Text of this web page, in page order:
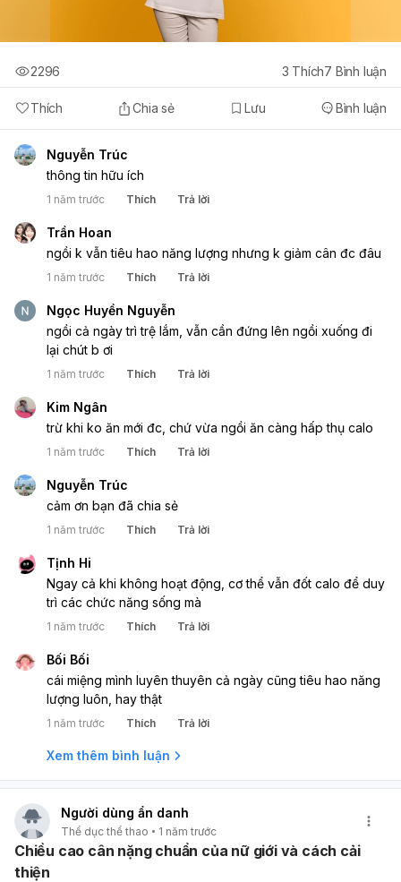
Thích Chia sẻ Lưu Bình luận
2296 3 Thích7 Bình luận
Nguyễn Trúc
thông tin hữu ích
1 năm trước Thích Trả lời
Trần Hoan
ngồi k vẫn tiêu hao năng lượng nhưng k giảm cân đc đâu
1 năm trước Thích Trả lời
Ngọc Huyền Nguyễn
ngồi cả ngày trì trệ lắm, vẫn cần đứng lên ngồi xuống đi
lại chút b ơi
1 năm trước Thích Trả lời
Kim Ngân
trừ khi ko ăn mới đc, chứ vừa ngồi ăn càng hấp thụ calo
1 năm trước Thích Trả lời
Nguyễn Trúc
cảm ơn bạn đã chia sẻ
1 năm trước Thích Trả lời
Tịnh Hi
Ngay cả khi không hoạt động, cơ thể vẫn đốt calo để duy
trì các chức năng sống mà
1 năm trước Thích Trả lời
Bối Bối
cái miệng mình luyên thuyên cả ngày cũng tiêu hao năng
lượng luôn, hay thật
1 năm trước Thích Trả lời
Xem thêm bình luận
Người dùng ẩn danh
Thể dục thể thao 1 năm trước
Chiều cao cân nặng chuẩn của nữ giới và cách cải
thiện